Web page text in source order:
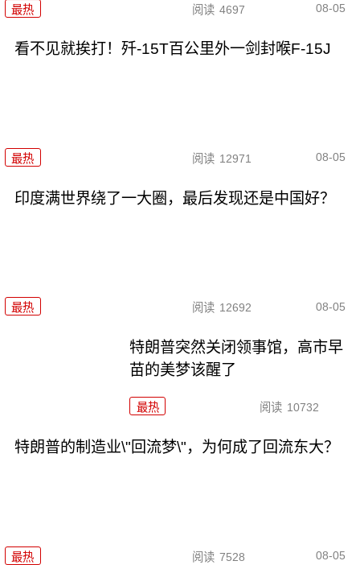
最热 阅读 4697 08-05
看不见就挨打！歼-15T百公里外一剑封喉F-15J
最热 阅读 12971 08-05
印度满世界绕了一大圈，最后发现还是中国好？
最热 阅读 12692 08-05
特朗普突然关闭领事馆，高市早
苗的美梦该醒了
最热 阅读 10732
特朗普的制造业\"回流梦\"，为何成了回流东大？
最热 阅读 7528 08-05